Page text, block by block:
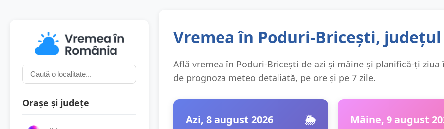
Orașe și județe
Vremea în Poduri-Bricești,
Află vremea în Poduri-Bricești de azi și mâine și planifică-ți ziua
de prognoza meteo detaliată, pe ore și pe 7 zile.
Azi, 8 august 2026 🌦️ Mâine, 9 august